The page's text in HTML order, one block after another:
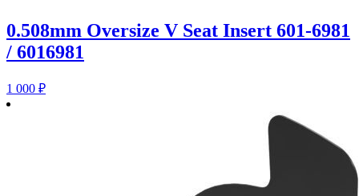
0.508mm Oversize V Seat Insert 601-6981
/ 6016981
1 000 ₽